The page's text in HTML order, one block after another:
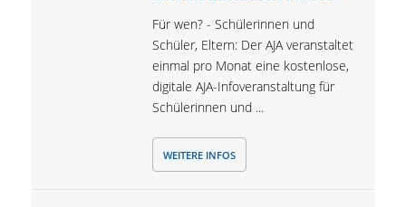
Für wen? - Schülerinnen und
Schüler, Eltern: Der AJA veranstaltet
einmal pro Monat eine kostenlose,
digitale AJA-Infoveranstaltung für
Schülerinnen und ...
WEITERE INFOS